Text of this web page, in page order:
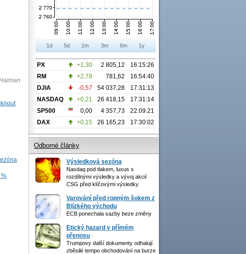
%
1d 5d 1m 3m 6m 1y
PX +1,30 2 805,12
16:15:26
RM
+2,78 781,62
16:54:40
DJIA
-0,57 54 037,28
17:31:13
NASDAQ
+0,21 26 418,15
17:31:14
SP500
0,00 4 357,73
22.09.21
DAX
+0,15 26 165,23 17:30:02
Odborné články
Výsledková sezóna
Nasdaq pod tlakem, luxus s
rozdílnými výsledky a vývoj akcií
CSG před klíčovými výsledky
Varování před ropným šokem z
Blízkého východu
ECB ponechala sazby beze změny
Etický hazard v přímém
přenosu
Trumpovy další dokumenty odhalují
zběsilé tempo obchodování na burze